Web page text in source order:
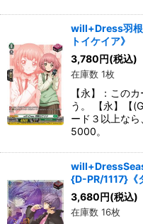
will+Dress羽根
トイケイア》
3,780円(税込)
在庫数 1枚
【永】：この
う。 【永】【
ード３以上な
5000。
{D-PR/1117}《
3,680円(税込)
在庫数 16枚